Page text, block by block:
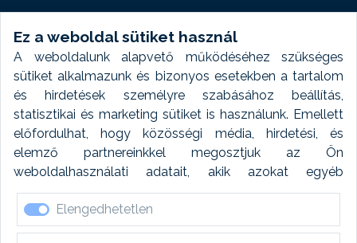
Ez a weboldal sütiket használ
A weboldalunk alapvető működéséhez szükséges
sütiket alkalmazunk és bizonyos esetekben a tartalom
és hirdetések személyre szabásához beállítás,
statisztikai és marketing sütiket is használunk. Emellett
előfordulhat, hogy közösségi média, hirdetési, és
elemző partnereinkkel megosztjuk az Ön
weboldalhasználati adatait, akik azokat egyéb
forrásokból gyűjtött adatokkal kombinálhatják. A sütik
elfogadásával kapcsolatosan naplózást végzünk és
ezen adatokat 6 hónap után automatikusan töröljük. A
Elengedhetetlen
Weboldal modul
Fényképtár extra modul
Autómosó modul
Feladatütemezés